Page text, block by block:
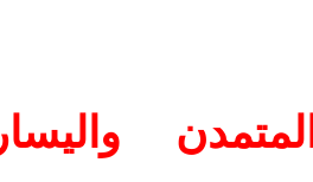
واليسار